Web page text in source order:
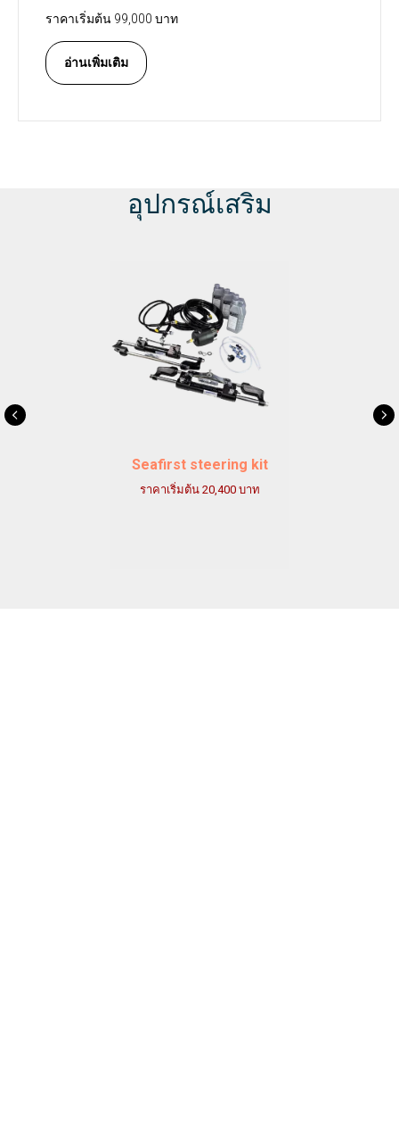
ราคาเริ่มต้น 99,000 บาท
อ่านเพิ่มเติม
อุปกรณ์เสริม
Seafirst steering kit
ราคาเริ่มต้น 20,400 บาท